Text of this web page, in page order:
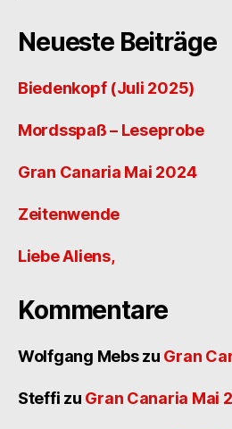
Neueste Beiträge
Biedenkopf (Juli 2025)
Mordsspaß – Leseprobe
Gran Canaria Mai 2024
Zeitenwende
Liebe Aliens,
Kommentare
Wolfgang Mebszu Gran
Steffi zu Gran Canaria Mai